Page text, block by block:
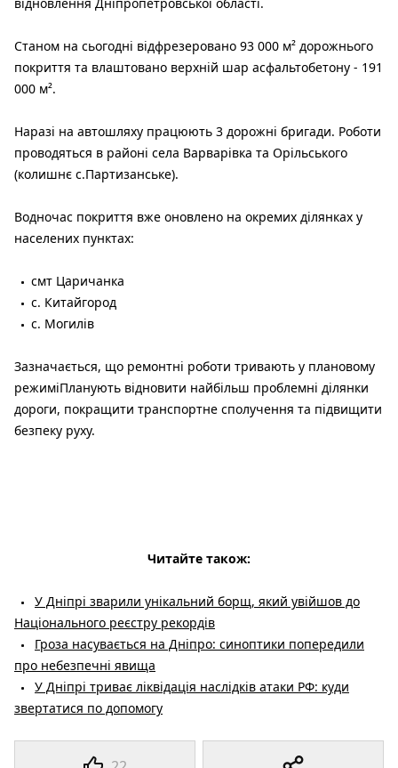
Станом на сьогодні відфрезеровано 93 000 м² дорожнього
покриття та влаштовано верхній шар асфальтобетону - 191
000 м².
Наразі на автошляху працюють 3 дорожні бригади. Роботи
проводяться в районі села Варварівка та Орільського
(колишнє с.Партизанське).
Водночас покриття вже оновлено на окремих ділянках у
населених пунктах:
смт Царичанка
с. Китайгород
с. Могилів
Зазначається, що ремонтні роботи тривають у плановому
режиміПланують відновити найбільш проблемні ділянки
дороги, покращити транспортне сполучення та підвищити
безпеку руху.
Читайте також:
У Дніпрі зварили унікальний борщ, який увійшов до
Національного реєстру рекордів
Гроза насувається на Дніпро: синоптики попередили
про небезпечні явища
У Дніпрі триває ліквідація наслідків атаки РФ: куди
звертатися по допомогу